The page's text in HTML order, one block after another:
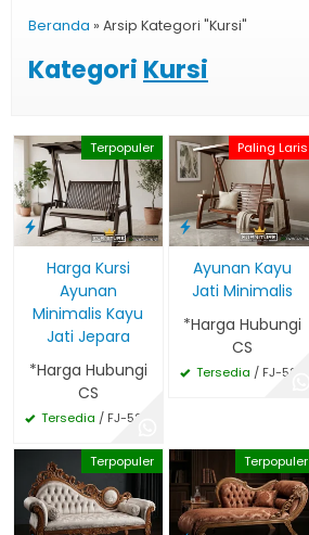
Beranda » Arsip Kategori "Kursi"
Kategori Kursi
Terpopuler
Harga Kursi
Ayunan
Minimalis Kayu
Jati Jepara
*Harga Hubungi
CS
Tersedia / FJ-529
Paling Laris
Ayunan Kayu
Jati Minimalis
*Harga Hubungi
CS
Tersedia / FJ-528
Terpopuler Terpopuler